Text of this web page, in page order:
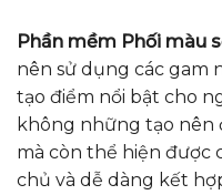
Phần mềm Phối màu
nên sử dụng các gam
tạo điểm nổi bật cho
không những tạo nên
mà còn thể hiện được
chủ và dễ dàng kết